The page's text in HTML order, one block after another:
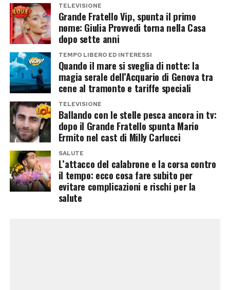
tempo segue le orme del padre nel calcio e
continua il proprio percorso nelle giovanili,
alimentando inevitabilmente il sogno di poter un
giorno giocare al suo fianco.
Una famiglia sempre più numerosa
Oltre a Cristiano Jr., Ronaldo è padre di altri
quattro figli. I gemelliEvaeMateo, nati nel
2017 tramite maternità surrogata, fanno parte
della famiglia insieme ad
Alana Martina
nello stesso anno dalla relazione con Georgina
Rodríguez.
Nel 2022 è arrivata anche
TELEVISIONE
Grande Fratello Vip, spunta il primo
nome: Giulia Provvedi torna nella Casa
dopo sette anni
TEMPO LIBERO ED INTERESSI
Quando il mare si sveglia di notte: la
magia serale dell’Acquario di Genova tra
cene al tramonto e tariffe speciali
TELEVISIONE
Ballando con le stelle pesca ancora in tv:
dopo il Grande Fratello spunta Mario
Ermito nel cast di Milly Carlucci
SALUTE
L’attacco del calabrone e la corsa contro
il tempo: ecco cosa fare subito per
evitare complicazioni e rischi per la
salute